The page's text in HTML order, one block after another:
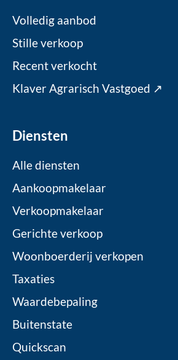
Volledig aanbod
Stille verkoop
Recent verkocht
Klaver Agrarisch Vastgoed ↗
Diensten
Alle diensten
Aankoopmakelaar
Verkoopmakelaar
Gerichte verkoop
Woonboerderij verkopen
Taxaties
Waardebepaling
Buitenstate
Quickscan